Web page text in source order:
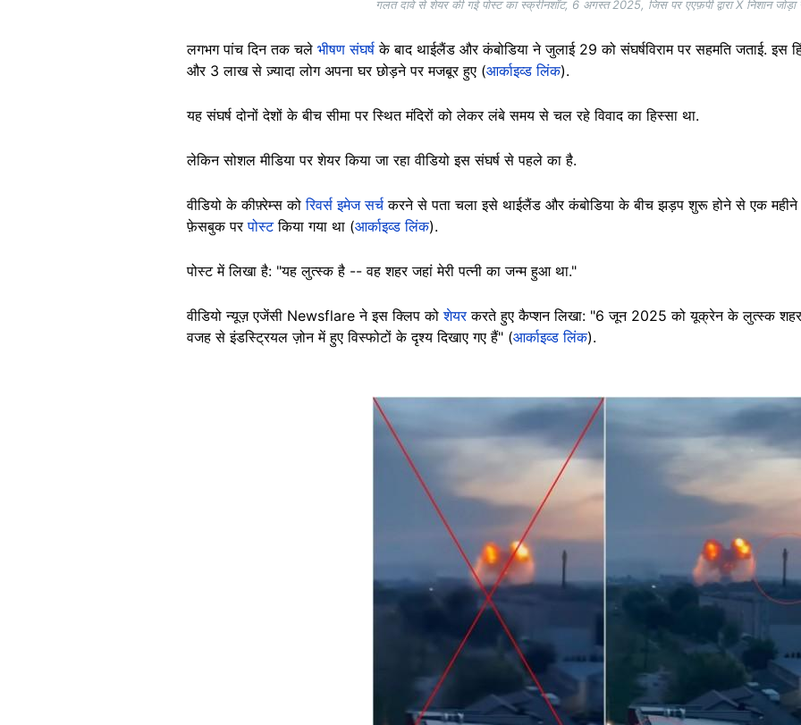
गलत दावे से शेयर की गई पोस्ट का स्क्रीनशॉट, 6 अगस्त 2025, जिस पर एएफ़पी द्वारा X निशान जोड़ा
लगभग पांच दिन तक चले भीषण संघर्ष के बाद थाईलैंड और कंबोडिया ने जुलाई 29 को संघर्षविराम पर सहमति जताई. इस
और 3 लाख से ज़्यादा लोग अपना घर छोड़ने पर मजबूर हुए (आर्काइव्ड लिंक).
यह संघर्ष दोनों देशों के बीच सीमा पर स्थित मंदिरों को लेकर लंबे समय से चल रहे विवाद का हिस्सा था.
लेकिन सोशल मीडिया पर शेयर किया जा रहा वीडियो इस संघर्ष से पहले का है.
वीडियो के कीफ़्रेम्स कोरिवर्स इमेज सर्च करने से पता चला इसे थाईलैंड और कंबोडिया के बीच झड़प शुरू होने से एक
फ़ेसबुक परपोस्टकिया गया था (आर्काइव्ड लिंक).
पोस्ट में लिखा है: "यह लुत्स्क है -- वह शहर जहां मेरी पत्नी का जन्म हुआ था."
वीडियो न्यूज़ एजेंसी Newsflare ने इस क्लिप कोशेयरकरते हुए कैप्शन लिखा: "6 जून 2025 को यूक्रेन के लुत्स्क शहर
वजह से इंडस्ट्रियल ज़ोन में हुए विस्फोटों के दृश्य दिखाए गए हैं" (आर्काइव्ड लिंक).